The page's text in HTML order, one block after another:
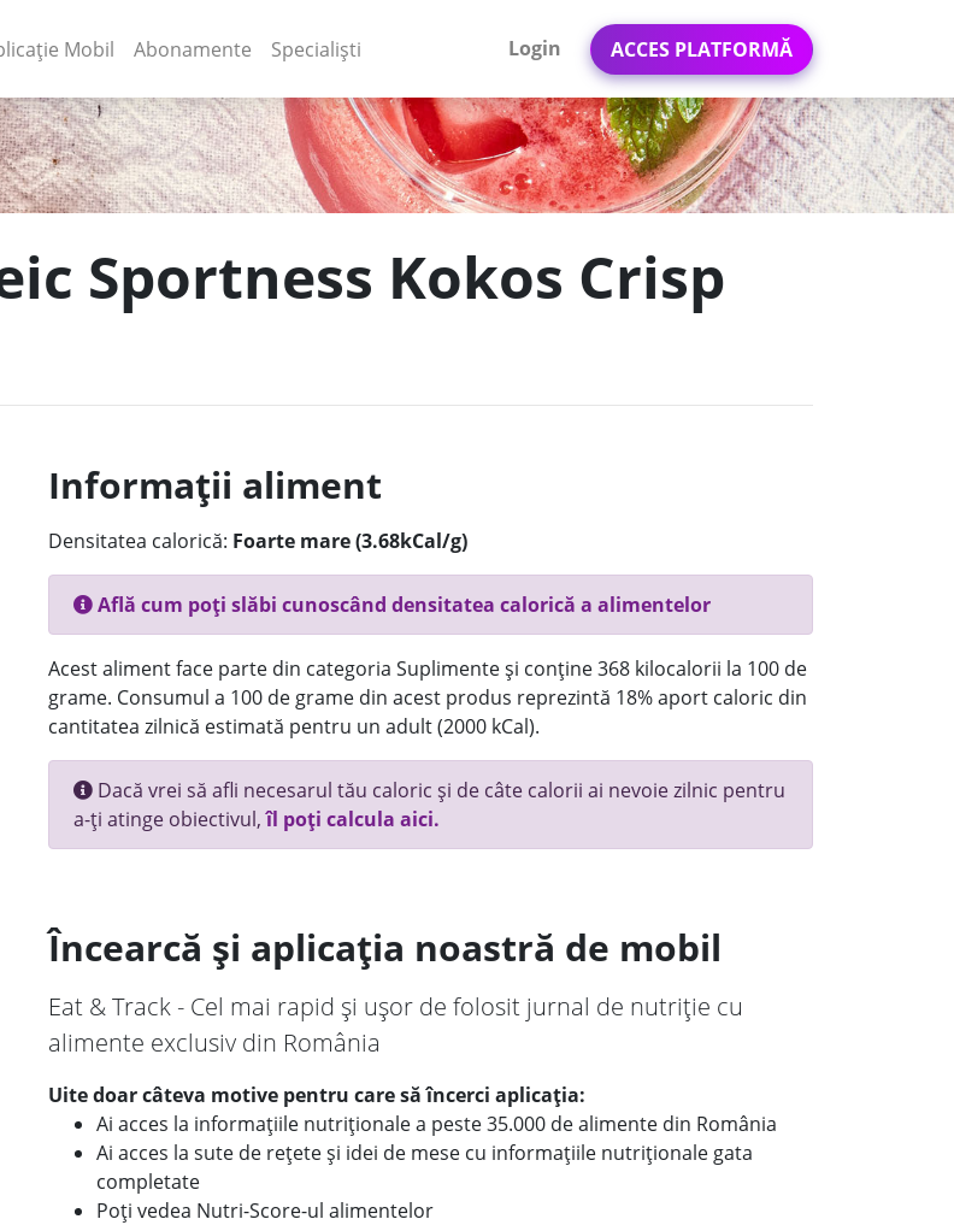
Mobil (current)
Abonamente Specialiști Login ACCES PLATFORMĂ
Sportness Kokos Crisp
Informații aliment
Densitatea calorică: Foarte mare (3.68kCal/g)
Află cum poți slăbi cunoscând densitatea calorică a alimentelor
Acest aliment face parte din categoria Suplimente și conține 368 kilocalorii la 100 de
grame. Consumul a 100 de grame din acest produs reprezintă 18% aport caloric din
cantitatea zilnică estimată pentru un adult (2000 kCal).
Dacă vrei să afli necesarul tău caloric și de câte calorii ai nevoie zilnic pentru
a-ți atinge obiectivul,îl poți calcula aici.
Încearcă și aplicația noastră de mobil
Eat & Track - Cel mai rapid și ușor de folosit jurnal de nutriție cu
alimente exclusiv din România
Uite doar câteva motive pentru care să încerci aplicația:
Ai acces la informațiile nutriționale a peste 35.000 de alimente din România
Ai acces la sute de rețete și idei de mese cu informațiile nutriționale gata
completate
Poți vedea Nutri-Score-ul alimentelor